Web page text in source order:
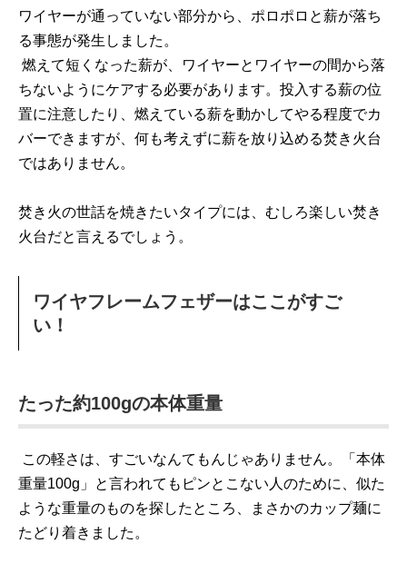
ワイヤーが通っていない部分から、ポロポロと薪が落ち
る事態が発生しました。
燃えて短くなった薪が、ワイヤーとワイヤーの間から落
ちないようにケアする必要があります。投入する薪の位
置に注意したり、燃えている薪を動かしてやる程度でカ
バーできますが、何も考えずに薪を放り込める焚き火台
ではありません。
焚き火の世話を焼きたいタイプには、むしろ楽しい焚き
火台だと言えるでしょう。
ワイヤフレームフェザーはここがすご
い！
たった約100gの本体重量
この軽さは、すごいなんてもんじゃありません。「本体
重量100g」と言われてもピンとこない人のために、似た
ような重量のものを探したところ、まさかのカップ麺に
たどり着きました。